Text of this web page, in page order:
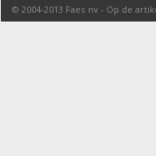
© 2004-2013 Faes nv - Op de